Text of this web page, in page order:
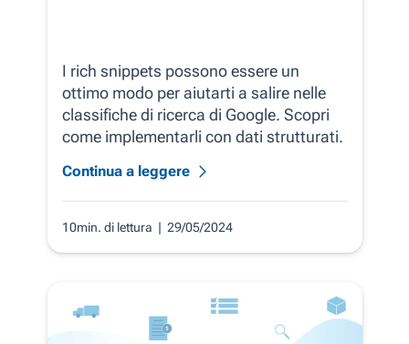
I rich snippets possono essere un
ottimo modo per aiutarti a salire nelle
classifiche di ricerca di Google. Scopri
come implementarli con dati strutturati.
Continua a leggere
10min. di lettura | 29/05/2024